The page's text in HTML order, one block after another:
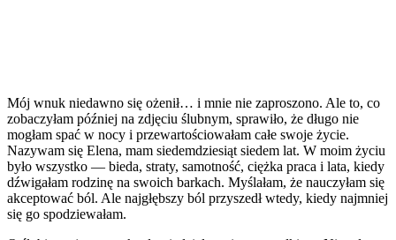
Mój wnuk niedawno się ożenił… i mnie nie zaproszono. Ale to, co
zobaczyłam później na zdjęciu ślubnym, sprawiło, że długo nie
mogłam spać w nocy i przewartościowałam całe swoje życie.
Nazywam się Elena, mam siedemdziesiąt siedem lat. W moim życiu
było wszystko — bieda, straty, samotność, ciężka praca i lata, kiedy
dźwigałam rodzinę na swoich barkach. Myślałam, że nauczyłam się
akceptować ból. Ale najgłębszy ból przyszedł wtedy, kiedy najmniej
się go spodziewałam.